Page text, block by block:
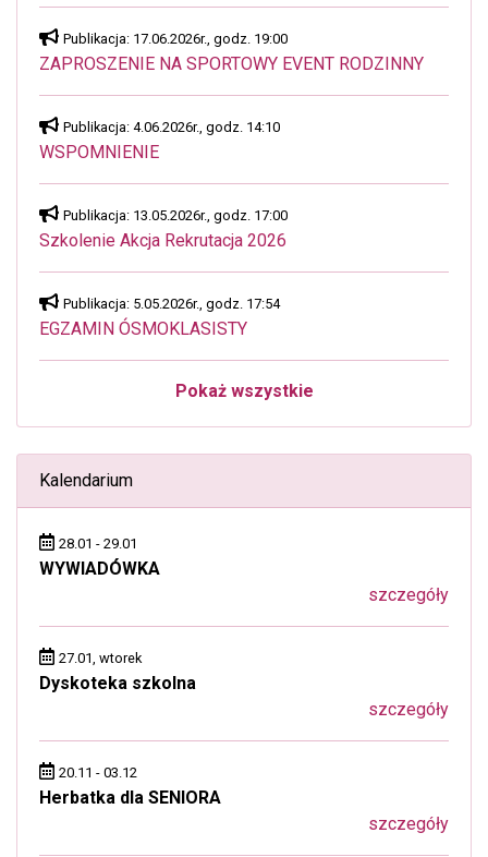
Publikacja: 17.06.2026r., godz. 19:00
ZAPROSZENIE NA SPORTOWY EVENT RODZINNY
Publikacja: 4.06.2026r., godz. 14:10
WSPOMNIENIE
Publikacja: 13.05.2026r., godz. 17:00
Szkolenie Akcja Rekrutacja 2026
Publikacja: 5.05.2026r., godz. 17:54
EGZAMIN ÓSMOKLASISTY
Pokaż wszystkie
Kalendarium
28.01 - 29.01
WYWIADÓWKA
szczegóły
27.01, wtorek
Dyskoteka szkolna
szczegóły
20.11 - 03.12
Herbatka dla SENIORA
szczegóły